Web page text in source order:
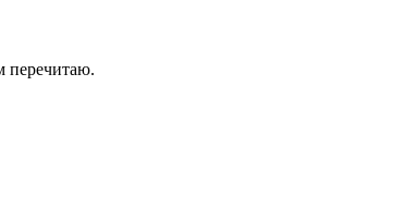
перечитаю.